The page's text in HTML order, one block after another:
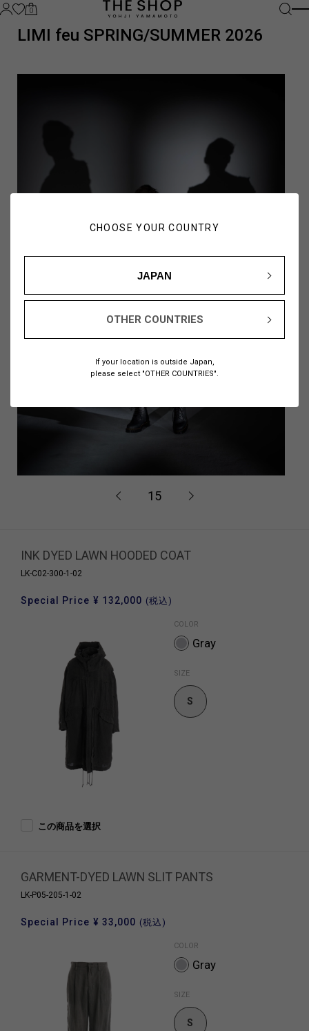
CHOOSE YOUR COUNTRY
JAPAN
OTHER COUNTRIES
If your location is outside Japan,
please select "OTHER COUNTRIES".
0
LIMI feu SPRING/SUMMER 2026
15
この商品を選択
INK DYED LAWN HOODED COAT
LK-C02-300-1-02
Special Price ¥ 132,000 (税込)
COLOR
Gray
SIZE
S
GARMENT-DYED LAWN SLIT PANTS
LK-P05-205-1-02
Special Price ¥ 33,000 (税込)
COLOR
Gray
SIZE
S